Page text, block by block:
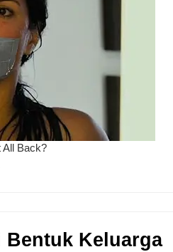
Bentuk Keluarga